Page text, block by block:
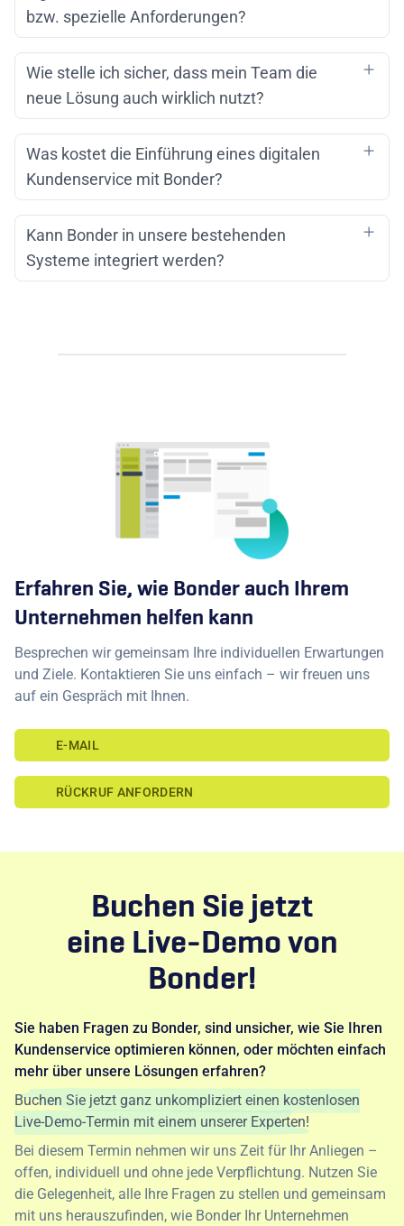
bzw. spezielle Anforderungen?
Wie stelle ich sicher, dass mein Team die
neue Lösung auch wirklich nutzt?
Was kostet die Einführung eines digitalen
Kundenservice mit Bonder?
Kann Bonder in unsere bestehenden
Systeme integriert werden?
Erfahren Sie, wie Bonder auch Ihrem
Unternehmen helfen kann
Besprechen wir gemeinsam Ihre individuellen Erwartungen
und Ziele. Kontaktieren Sie uns einfach – wir freuen uns
auf ein Gespräch mit Ihnen.
E-MAIL
RÜCKRUF ANFORDERN
Buchen Sie jetzt
eine Live-Demo von
Bonder!
Sie haben Fragen zu Bonder, sind unsicher, wie Sie Ihren
Kundenservice optimieren können, oder möchten einfach
mehr über unsere Lösungen erfahren?
Buchen Sie jetzt ganz unkompliziert einen kostenlosen
Live-Demo-Termin mit einem unserer Experten!
Bei diesem Termin nehmen wir uns Zeit für Ihr Anliegen –
offen, individuell und ohne jede Verpflichtung. Nutzen Sie
die Gelegenheit, alle Ihre Fragen zu stellen und gemeinsam
mit uns herauszufinden, wie Bonder Ihr Unternehmen